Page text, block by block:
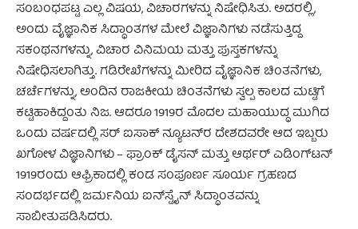
ಸಂಬಂಧಪಟ್ಟ ಎಲ್ಲ ವಿಷಯ, ವಿಚಾರಗಳನ್ನು ನಿಷೇಧಿಸಿತು. ಅದರಲ್ಲಿ,
ಅಂದು ವೈಜ್ಞಾನಿಕ ಸಿದ್ಧಾಂತಗಳ ಮೇಲೆ ವಿಜ್ಞಾನಿಗಳು ನಡೆಸುತ್ತಿದ್ದ
ಸಕಂಥನಗಳನ್ನು, ವಿಚಾರ ವಿನಿಮಯ ಮತ್ತು ಪುಸ್ತಕಗಳನ್ನು
ನಿಷೇಧಿಸಲಾಗಿತ್ತು. ಗಡಿರೇಖೆಗಳನ್ನು ಮೀರಿದ ವೈಜ್ಞಾನಿಕ ಚಿಂತನೆಗಳು,
ಚರ್ಚೆಗಳನ್ನು, ಅಂದಿನ ರಾಜಕೀಯ ಚಿಂತನೆಗಳು ಸ್ವಲ್ಪ ಕಾಲದ ಮಟ್ಟಿಗೆ
ಕಟ್ಟಿಹಾಕಿದ್ದಂತು ನಿಜ. ಆದರೂ 1919ರ ಮೊದಲ ಮಹಾಯುದ್ಧ ಮುಗಿದ
ಒಂದು ವರ್ಷದಲ್ಲಿ ಸರ್ ಐಸಾಕ್ ನ್ಯೂಟನ್‍ರ ದೇಶದವರೇ ಆದ ಇಬ್ಬರು
ಖಗೋಳ ವಿಜ್ಞಾನಿಗಳು – ಫ್ರಾಂಕ್ ಡೈಸನ್ ಮತ್ತು ಆರ್ಥರ್ ಎಡಿಂಗ್‍ಟನ್
1919ರಂದು ಆಫ್ರಿಕಾದಲ್ಲಿ ಕಂಡ ಸಂಪೂರ್ಣ ಸೂರ್ಯ ಗ್ರಹಣದ
ಸಂದರ್ಭದಲ್ಲಿ ಜರ್ಮನಿಯ ಐನ್‍ಸ್ಟೈನ್ ಸಿದ್ಧಾಂತವನ್ನು
ಸಾಬೀತುಪಡಿಸಿದರು.